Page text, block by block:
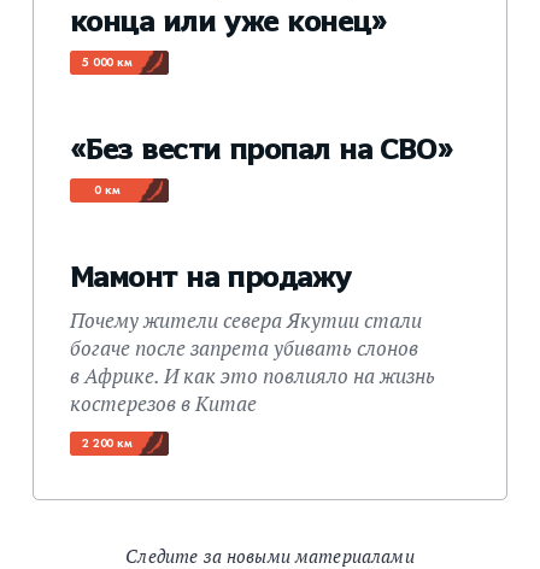
конца или уже конец»
5 000 км
«Без вести пропал на СВО»
0 км
Мамонт на продажу
Почему жители севера Якутии стали
богаче после запрета убивать слонов
в Африке. И как это повлияло на жизнь
костерезов в Китае
2 200 км
Следите за новыми материалами